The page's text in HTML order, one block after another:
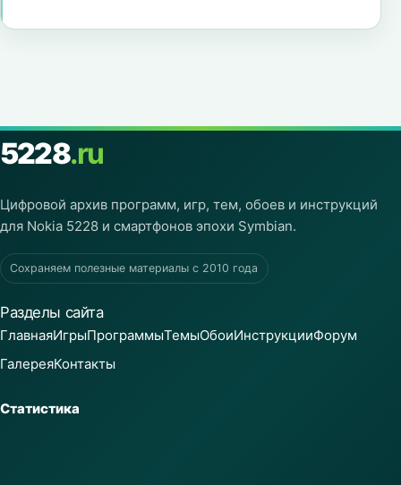
5228.ru
Цифровой архив программ, игр, тем, обоев и инструкций
для Nokia 5228 и смартфонов эпохи Symbian.
Сохраняем полезные материалы с 2010 года
Разделы сайта
ГлавнаяИгрыПрограммыТемыОбоиИнструкцииФорум
ГалереяКонтакты
Статистика